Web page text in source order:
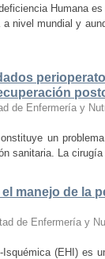
Humana
nivel mundial y
de Enfermería y
un
sanitaria. La
manejo de la
de Enfermería y
(EHI) es